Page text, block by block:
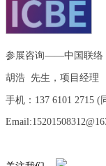
参展咨询——中国联络
胡浩 先生，项目经理
手机：137 6101 2715 (